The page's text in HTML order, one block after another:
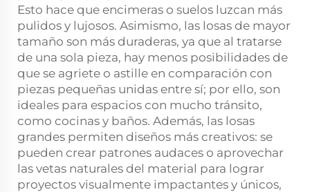
Esto hace que encimeras o suelos luzcan más
pulidos y lujosos. Asimismo, las losas de mayor
tamaño son más duraderas, ya que al tratarse
de una sola pieza, hay menos posibilidades de
que se agriete o astille en comparación con
piezas pequeñas unidas entre sí; por ello, son
ideales para espacios con mucho tránsito,
como cocinas y baños. Además, las losas
grandes permiten diseños más creativos: se
pueden crear patrones audaces o aprovechar
las vetas naturales del material para lograr
proyectos visualmente impactantes y únicos,